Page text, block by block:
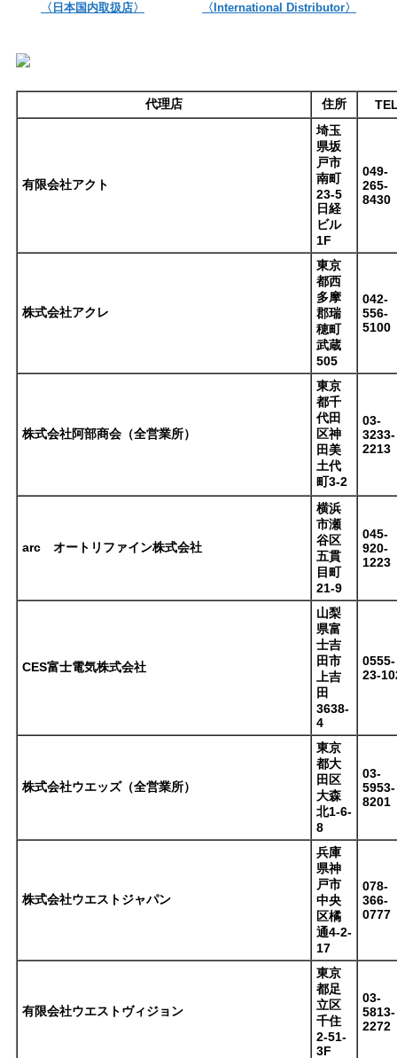
〈日本国内取扱店〉 〈International Distributor〉
代理店 住所
有限会社アクト
埼玉
県坂
戸市
南町
23-5
日経
ビル
1F
049-
265-
8430
株式会社アクレ
東京
都西
多摩
郡瑞
穂町
武蔵
505
042-
556-
5100
株式会社阿部商会（全営業所）
東京
都千
代田
区神
田美
土代
町3-2
03-
3233-
2213
arc オートリファイン株式会社
横浜
市瀬
谷区
五貫
目町
21-9
045-
920-
1223
CES富士電気株式会社
山梨
県富
士吉
田市
上吉
田
3638-
4
0555-
23-
株式会社ウエッズ（全営業所）
東京
都大
田区
大森
北1-6-
8
03-
5953-
8201
株式会社ウエストジャパン
兵庫
県神
戸市
中央
区橘
通4-2-
17
078-
366-
0777
有限会社ウエストヴィジョン
東京
都足
立区
千住
2-51-
3F
03-
5813-
2272